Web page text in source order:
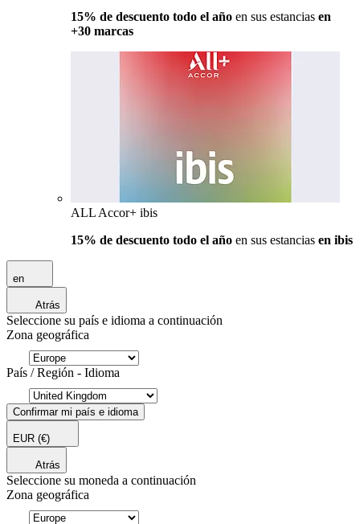
15% de descuento todo el año en sus estancias en
+30 marcas
ALL Accor+ ibis
15% de descuento todo el año en sus estancias en ibis
en
Atrás
Seleccione su país e idioma a continuación
Zona geográfica
País / Región - Idioma
Confirmar mi país e idioma
EUR (€)
Atrás
Seleccione su moneda a continuación
Zona geográfica